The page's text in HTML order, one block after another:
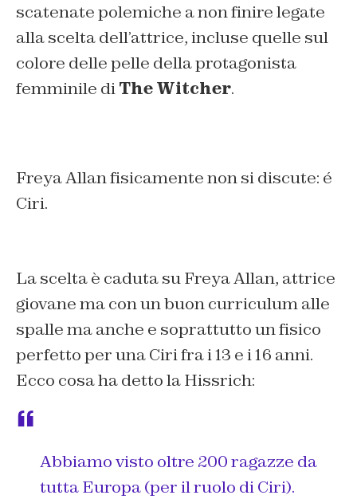
scatenate polemiche a non finire legate
alla scelta dell’attrice, incluse quelle sul
colore delle pelle della protagonista
femminile diThe Witcher.
Freya Allan fisicamente non si discute: é
Ciri.
La scelta è caduta su Freya Allan, attrice
giovane ma con un buon curriculum alle
spalle ma anche e soprattutto un fisico
perfetto per una Ciri fra i 13 e i 16 anni.
Ecco cosa ha detto la Hissrich:
Abbiamo visto oltre 200 ragazze da
tutta Europa (per il ruolo di Ciri).